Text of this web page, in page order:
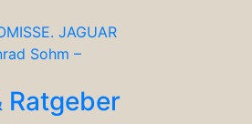
JAGUAR
Sohm –
Ratgeber